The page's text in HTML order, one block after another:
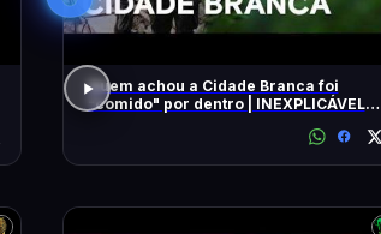
Quem achou a Cidade Branca foi
"comido" por dentro | INEXPLICÁVEL